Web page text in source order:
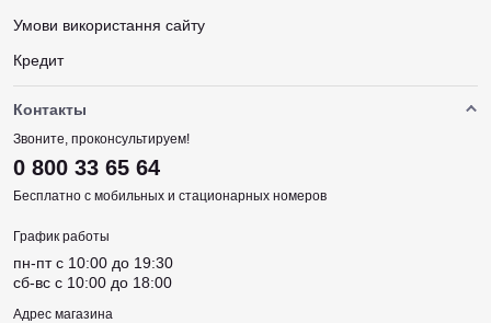
Умови використання сайту
Кредит
Контакты
Звоните, проконсультируем!
0 800 33 65 64
Бесплатно с мобильных и стационарных номеров
График работы
пн-пт c 10:00 до 19:30
сб-вс c 10:00 до 18:00
Адрес магазина